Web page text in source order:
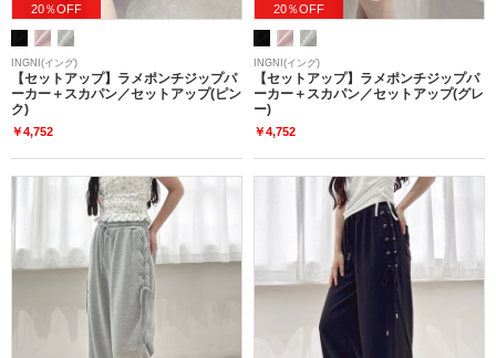
20％OFF
INGNI(イング)
【セットアップ】ラメポンチジップパ
ーカー＋スカパン／セットアップ(ピン
ク)
￥4,752
20％OFF
INGNI(イング)
【セットアップ】ラメポンチジップパ
ーカー＋スカパン／セットアップ(グレ
ー)
￥4,752